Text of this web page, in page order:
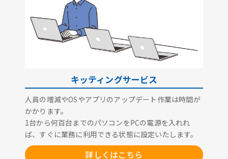
キッティングサービス
人員の増減やOSやアプリのアップデート作業は時間が
かかります。
1台から何百台までのパソコンをPCの電源を入れれ
ば、すぐに業務に利用できる状態に設定いたします。
詳しくはこちら